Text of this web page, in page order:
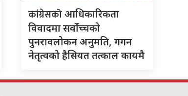
कांग्रेसकोआधिकारिकता
विवादमा सर्वोच्चको
पुनरावलोकन अनुमति, गगन
नेतृत्वको हैसियत तत्काल कायमै